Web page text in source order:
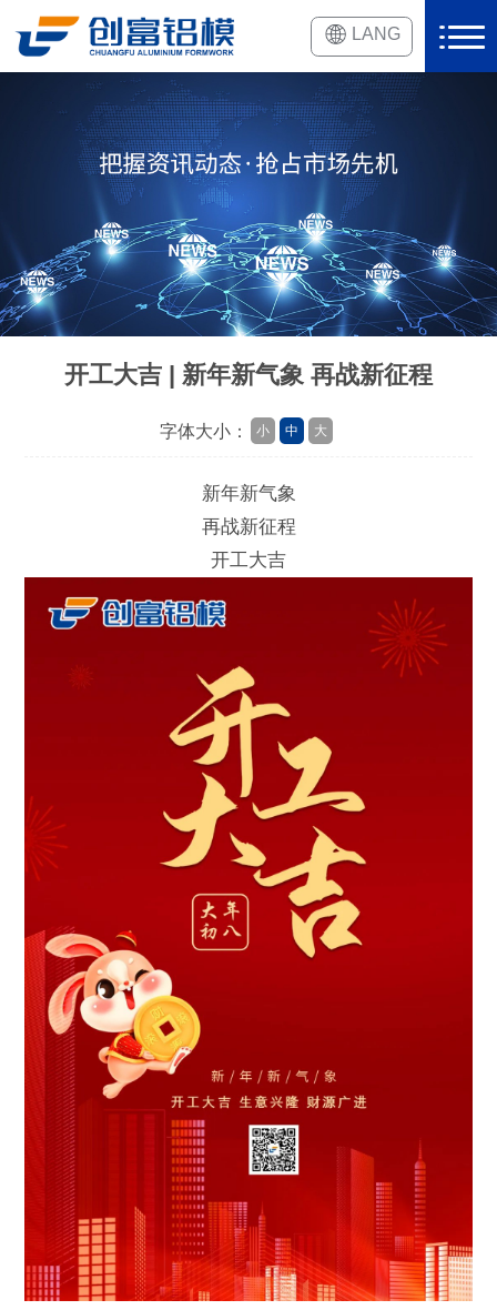
LANG
开工大吉 | 新年新气象 再战新征程
字体大小： 小 中 大
新年新气象
再战新征程
开工大吉